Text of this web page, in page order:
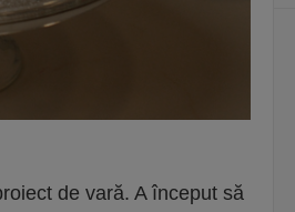
de vară. A început să